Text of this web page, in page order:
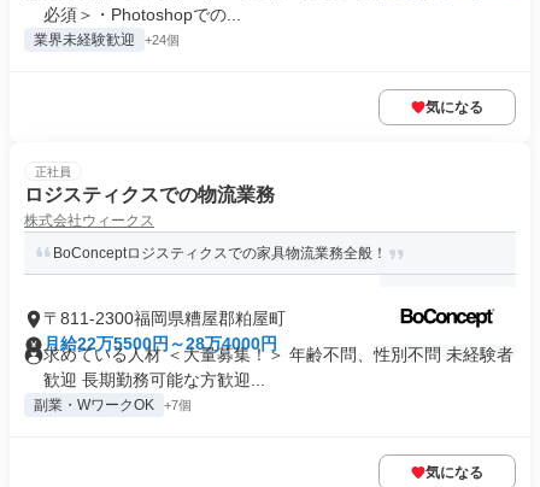
必須＞・Photoshopでの...
業界未経験歓迎 +24個
気になる
正社員
ロジスティクスでの物流業務
株式会社ウィークス
BoConceptロジスティクスでの家具物流業務全般！
〒811-2300福岡県糟屋郡粕屋町
月給22万5500円～28万4000円
求めている人材 ＜大量募集！＞ 年齢不問、性別不問 未経験者
歓迎 長期勤務可能な方歓迎...
副業・WワークOK +7個
気になる